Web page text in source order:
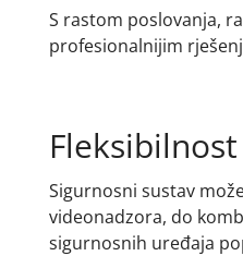
S rastom poslovanja,
profesionalnijim
Fleksibilnost
Sigurnosni sustav
videonadzora, do
sigurnosnih uređaja